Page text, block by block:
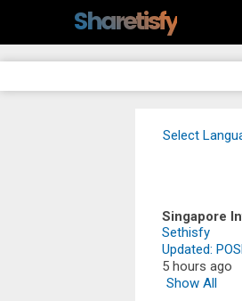
Sharetisfy
Select
Singapore
Sethisfy
Updated:
5 hours ago
Show All